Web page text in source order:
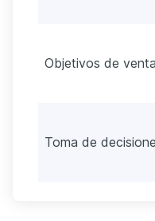
Objetivos de
Toma de